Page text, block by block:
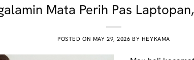
Mata Perih Pas
POSTED ON MAY 29, 2026 BY HEYKAMA